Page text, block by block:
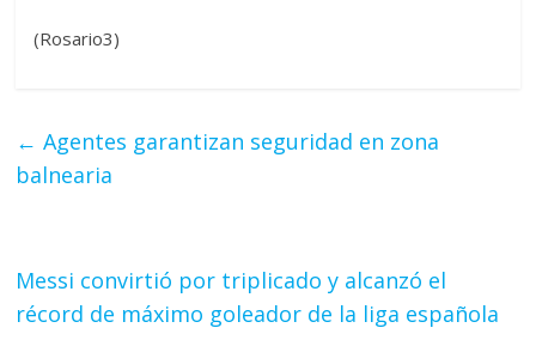
(Rosario3)
← Agentes garantizan seguridad en zona
balnearia
Messi convirtió por triplicado y alcanzó el
récord de máximo goleador de la liga española